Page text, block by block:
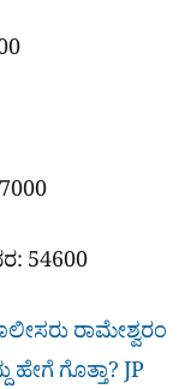
54600
ರಾಮೇಶ್ವರಂ
ಗೊತ್ತಾ? JP